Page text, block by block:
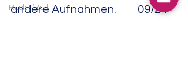
Rock'n'Roll
andere Aufnahmen.         09/24
Metal